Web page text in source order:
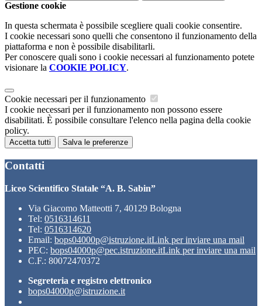
Gestione cookie
In questa schermata è possibile scegliere quali cookie consentire.
I cookie necessari sono quelli che consentono il funzionamento della
piattaforma e non è possibile disabilitarli.
Per conoscere quali sono i cookie necessari al funzionamento potete
visionare la COOKIE POLICY.
Cookie necessari per il funzionamento
I cookie necessari per il funzionamento non possono essere
disabilitati. È possibile consultare l'elenco nella pagina della cookie
policy.
Accetta tutti Salva le preferenze
Contatti
Liceo Scientifico Statale “A. B. Sabin”
Via Giacomo Matteotti 7, 40129 Bologna
Tel: 0516314611
Tel: 0516314620
Email: bops04000p@istruzione.itLink per inviare una mail
PEC: bops04000p@pec.istruzione.itLink per inviare una mail
C.F.: 80072470372
Segreteria e registro elettronico
bops04000p@istruzione.it